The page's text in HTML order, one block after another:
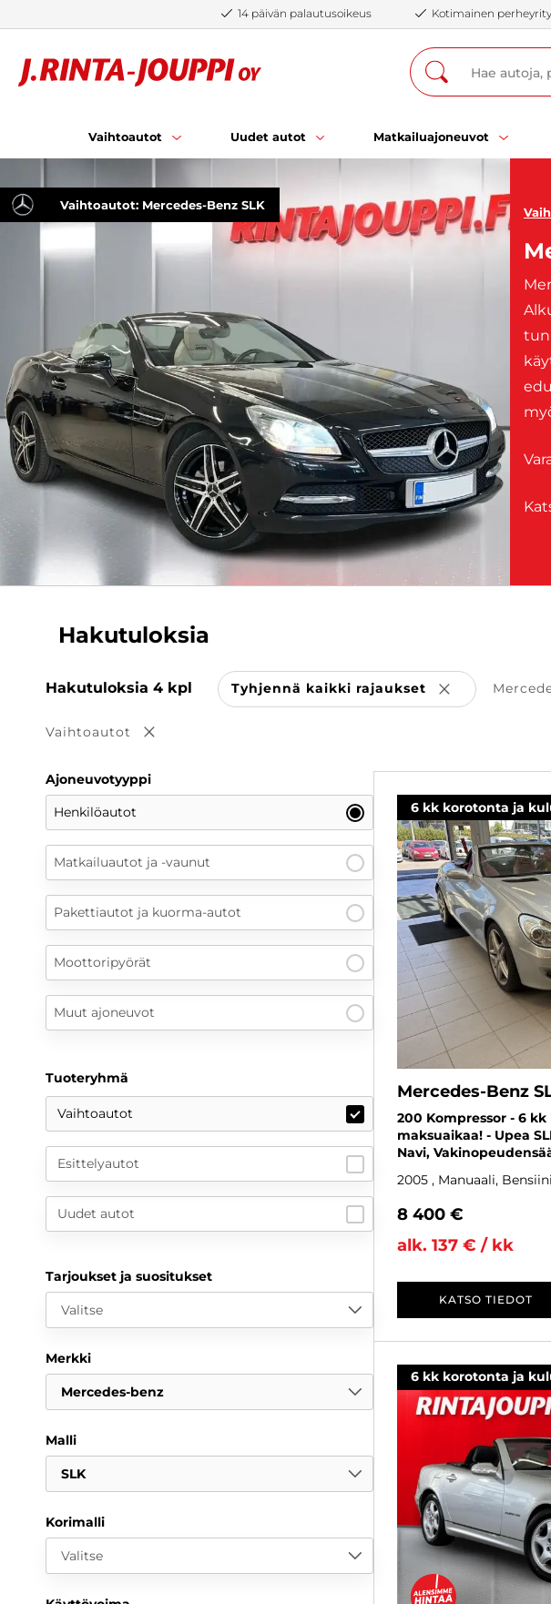
14 päivän palautusoikeus Kotimainen
Vaihtoautot Uudet autot Matkailuajoneuvot
Vaihtoautot: Mercedes-Benz SLK
Hakutuloksia
Hakutuloksia 4 kpl Tyhjennä kaikki rajaukset Poista valinta
Vaihtoautot Poista valinta
Ajoneuvotyyppi
Henkilöautot
Matkailuautot ja -vaunut
Pakettiautot ja kuorma-autot
Moottoripyörät
Muut ajoneuvot
Tuoteryhmä
Vaihtoautot
Esittelyautot
Uudet autot
Tarjoukset ja suositukset
Valitse
Merkki
Mercedes-benz
Malli
SLK
Korimalli
Valitse
6 kk korotonta ja
Mercedes-Benz
200 Kompressor - 6
maksuaikaa! - Upea
Navi,
2005 , Manuaali,
8 400 €
alk. 137 € / kk
KATSO TIEDOT
6 kk korotonta ja